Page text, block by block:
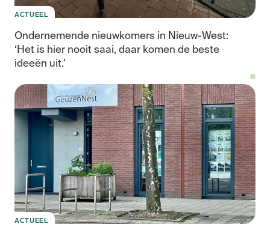
ACTUEEL
Ondernemende nieuwkomers in Nieuw-West:
‘Het is hier nooit saai, daar komen de beste
ideeën uit.’
en
ACTUEEL